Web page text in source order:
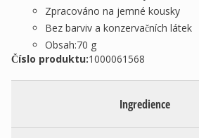
Zpracováno na jemné kousky
Bez barviv a konzervačních látek
Obsah:70 g
Číslo produktu:1000061568
Ingredience